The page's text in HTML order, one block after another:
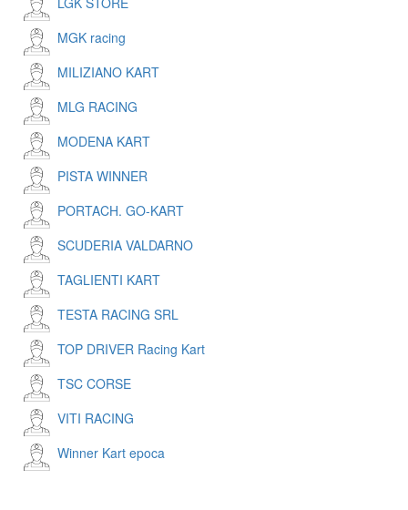
MGK racing
MILIZIANO KART
MLG RACING
MODENA KART
PISTA WINNER
PORTACH. GO-KART
SCUDERIA VALDARNO
TAGLIENTI KART
TESTA RACING SRL
TOP DRIVER Racing Kart
TSC CORSE
VITI RACING
Winner Kart epoca